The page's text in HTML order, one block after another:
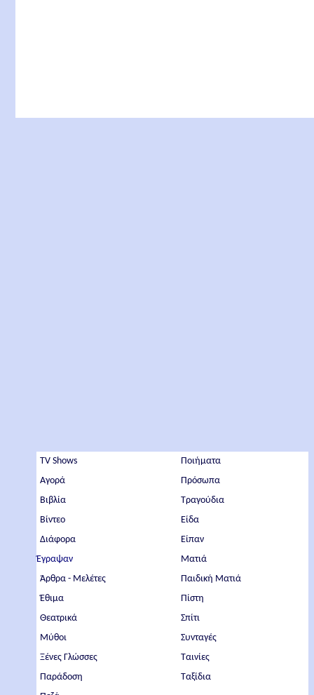
TV Shows
Αγορά
Βιβλία
Βίντεο
Διάφορα
Έγραψαν
Άρθρα - Μελέτες
Έθιμα
Θεατρικά
Μύθοι
Ξένες Γλώσσες
Παράδοση
Ποιήματα
Πρόσωπα
Τραγούδια
Είδα
Είπαν
Ματιά
Παιδική Ματιά
Πίστη
Σπίτι
Συνταγές
Ταινίες
Ταξίδια